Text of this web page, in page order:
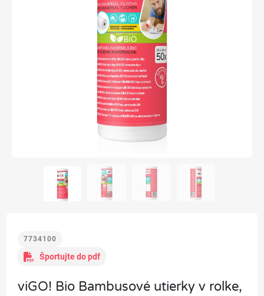
7734100
Športujte do pdf
viGO! Bio Bambusové utierky v rolke,